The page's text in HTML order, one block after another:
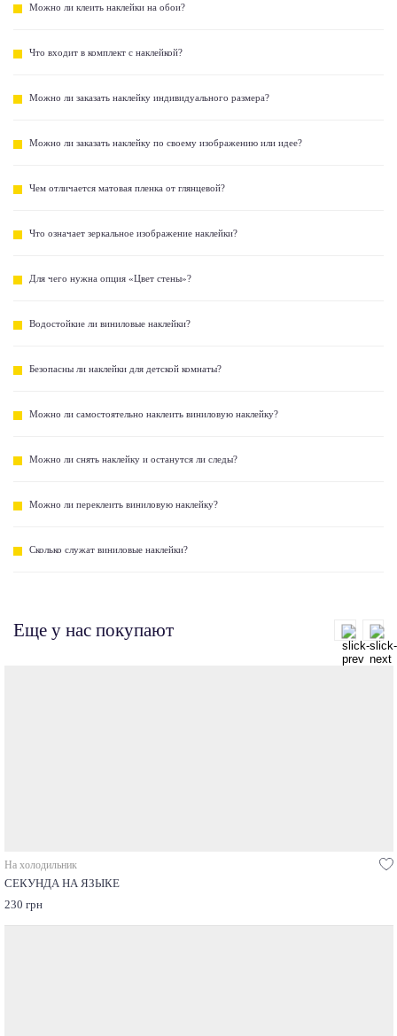
Можно ли клеить наклейки на обои?
Что входит в комплект с наклейкой?
Можно ли заказать наклейку индивидуального размера?
Можно ли заказать наклейку по своему изображению или идее?
Чем отличается матовая пленка от глянцевой?
Что означает зеркальное изображение наклейки?
Для чего нужна опция «Цвет стены»?
Водостойкие ли виниловые наклейки?
Безопасны ли наклейки для детской комнаты?
Можно ли самостоятельно наклеить виниловую наклейку?
Можно ли снять наклейку и останутся ли следы?
Можно ли переклеить виниловую наклейку?
Сколько служат виниловые наклейки?
Еще у нас покупают
На холодильник
СЕКУНДА НА ЯЗЫКЕ
230 грн